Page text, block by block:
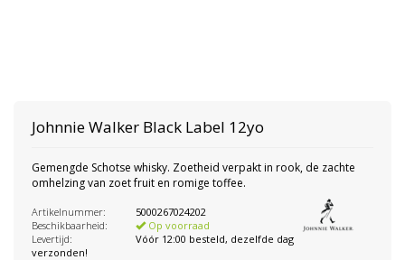
Johnnie Walker Black Label 12yo
Gemengde Schotse whisky. Zoetheid verpakt in rook, de zachte
omhelzing van zoet fruit en romige toffee.
Artikelnummer:
5000267024202
Beschikbaarheid:
Op voorraad
Levertijd:
Vóór 12:00 besteld, dezelfde dag
verzonden!